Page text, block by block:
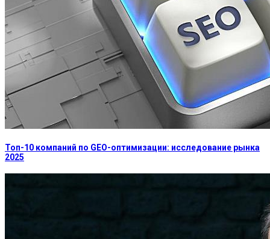
Топ-10 компаний по GEO-оптимизации: исследование рынка
2025